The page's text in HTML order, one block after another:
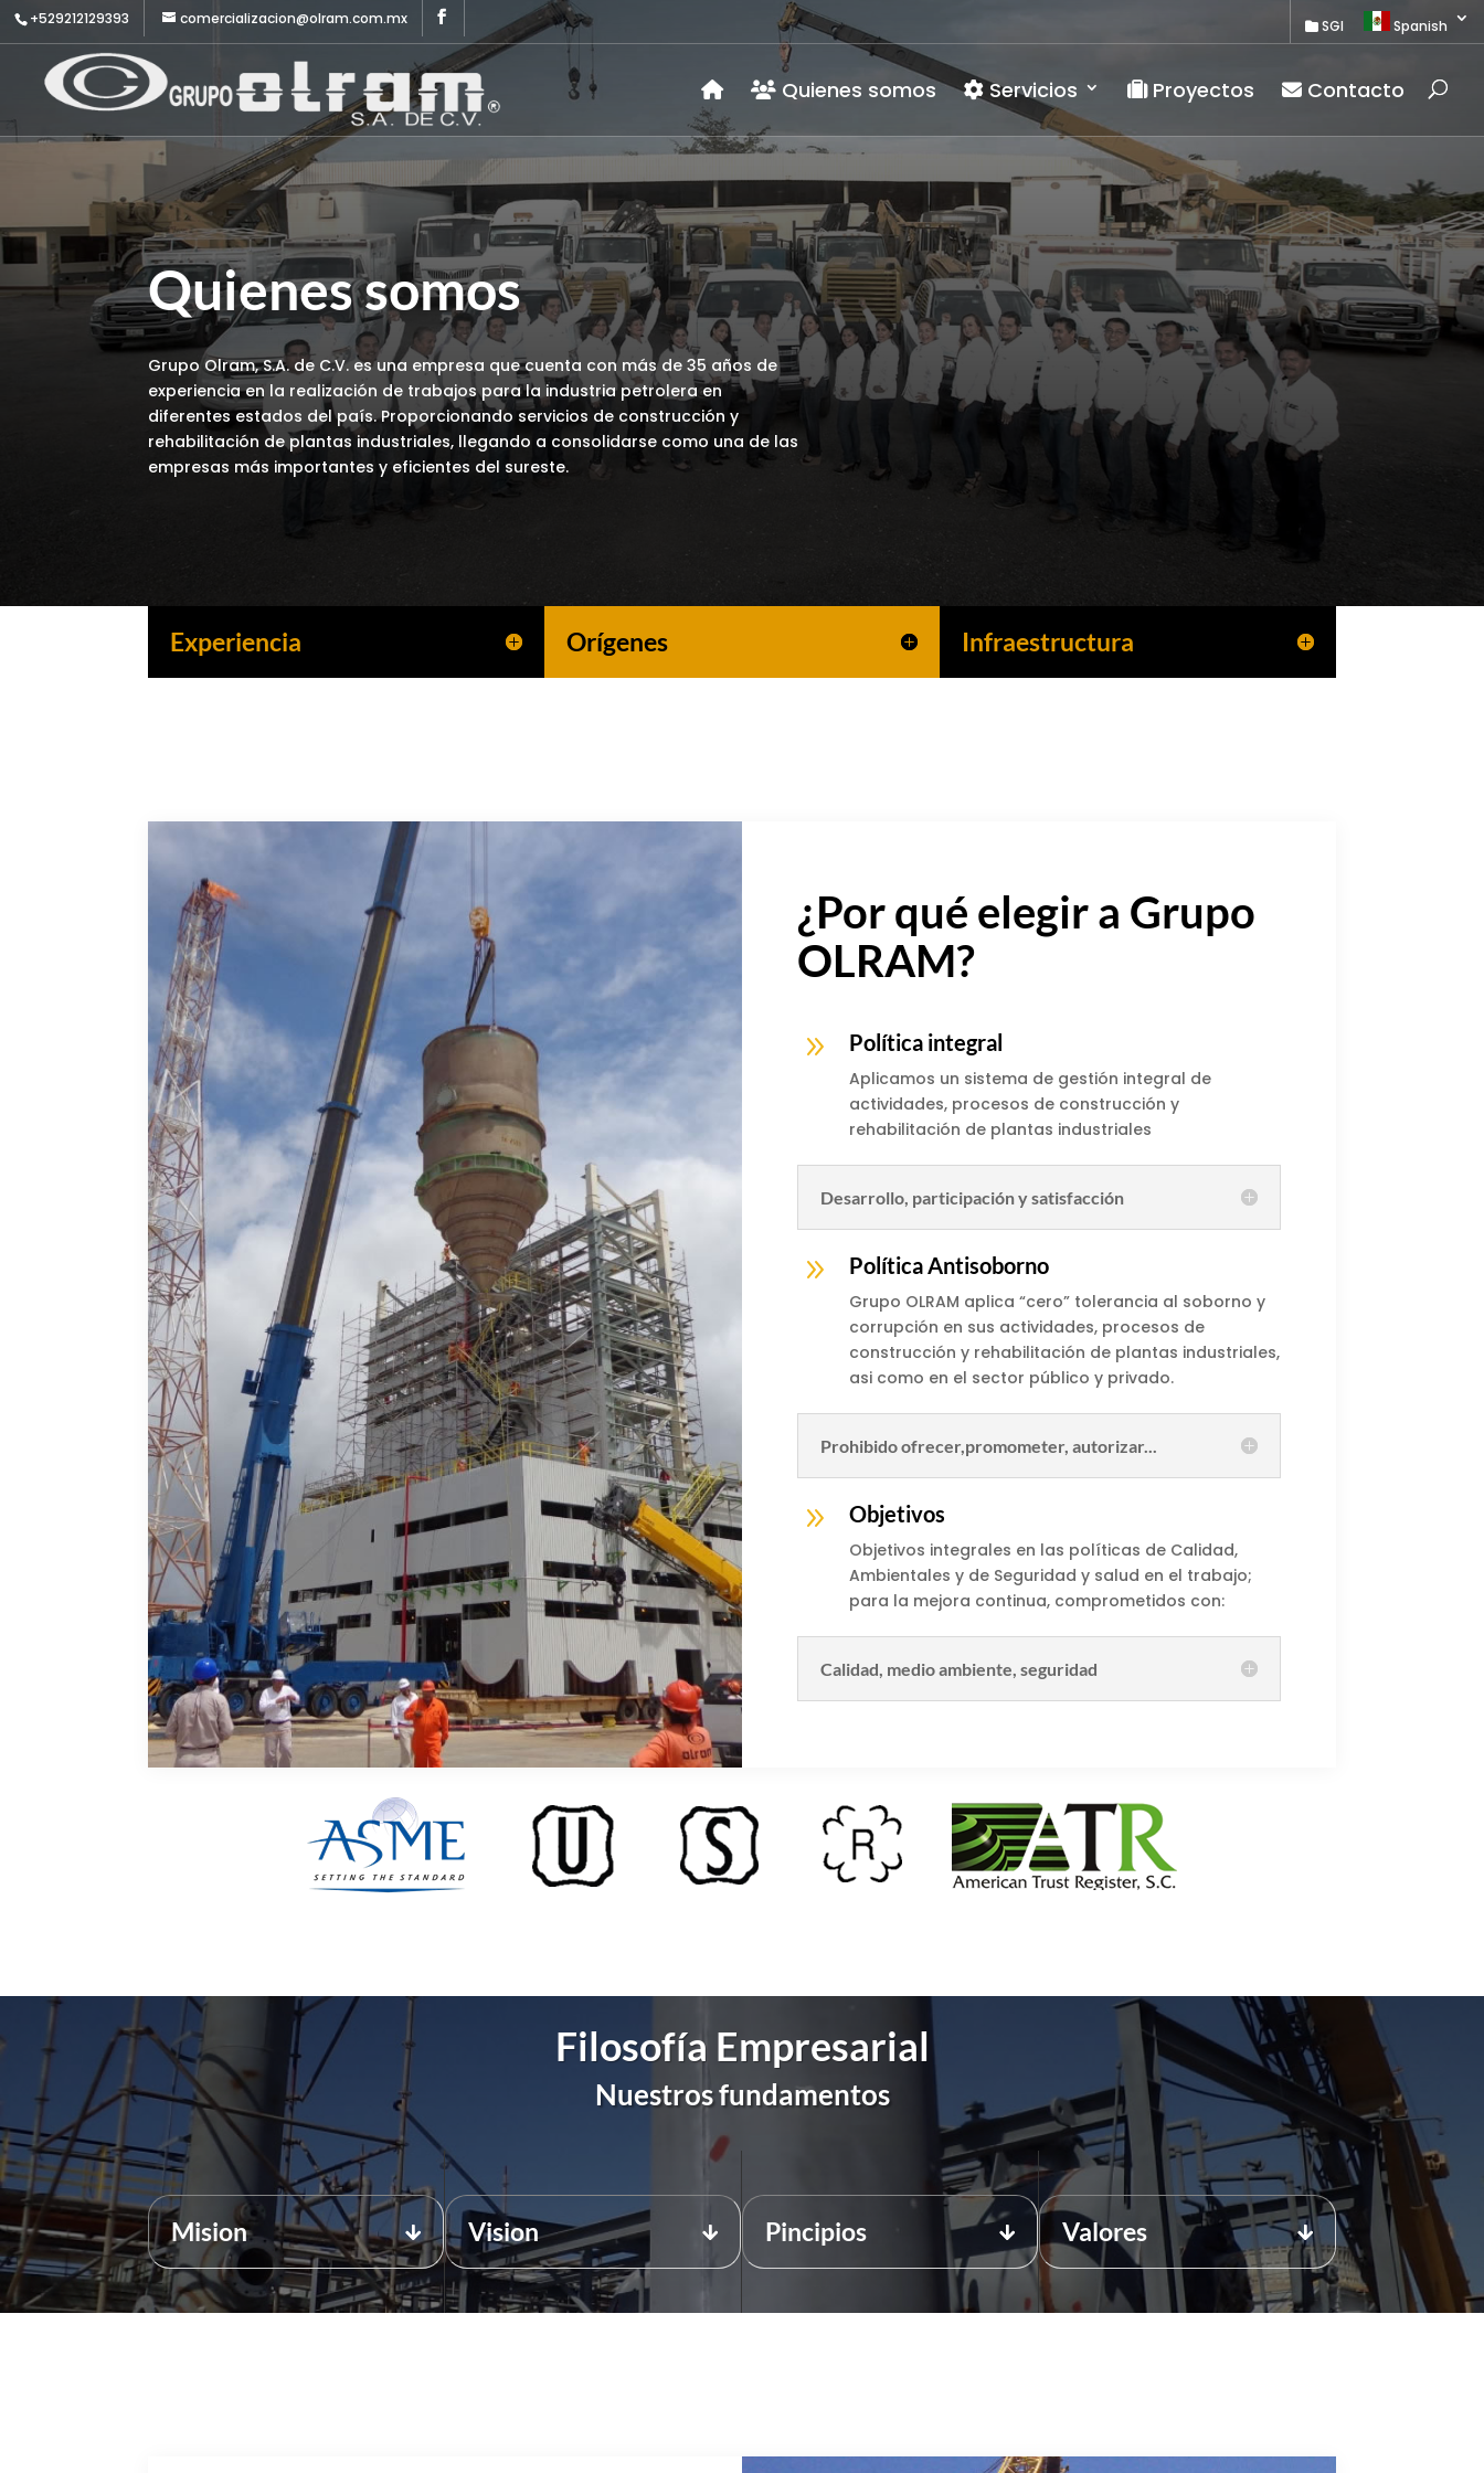
+529212129393 comercializacion@olram.com.mx SGI Spanish
Quienes somos Servicios Proyectos Contacto
Quienes somos
Grupo Olram, S.A. de C.V. es una empresa que cuenta con más de 35 años de
experiencia en la realización de trabajos para la industria petrolera en
diferentes estados del país. Proporcionando servicios de construcción y
rehabilitación de plantas industriales, llegando a consolidarse como una de las
empresas más importantes y eficientes del sureste.
Experiencia Orígenes Infraestructura
¿Por qué elegir a Grupo
OLRAM?
9 Política integral
Aplicamos un sistema de gestión integral de
actividades, procesos de construcción y
rehabilitación de plantas industriales
Desarrollo, participación y satisfacción
9 Política Antisoborno
Grupo OLRAM aplica “cero” tolerancia al soborno y
corrupción en sus actividades, procesos de
construcción y rehabilitación de plantas industriales,
asi como en el sector público y privado.
Prohibido ofrecer,promometer, autorizar...
9 Objetivos
Objetivos integrales en las políticas de Calidad,
Ambientales y de Seguridad y salud en el trabajo;
para la mejora continua, comprometidos con:
Calidad, medio ambiente, seguridad
Filosofía Empresarial
Nuestros fundamentos
Mision Vision Pincipios Valores